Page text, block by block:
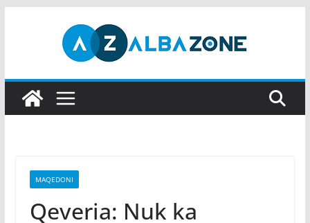
MAQEDONI
Qeveria: Nuk ka